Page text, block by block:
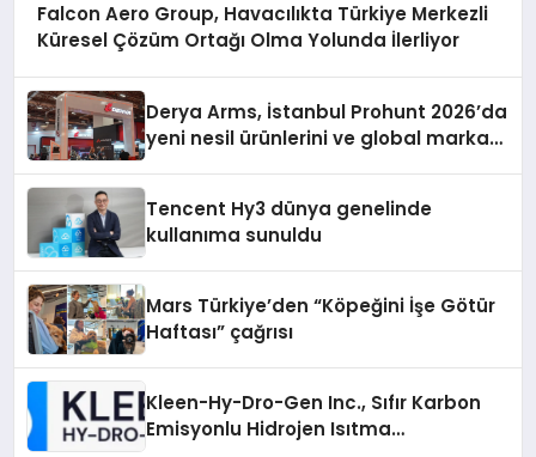
Falcon Aero Group, Havacılıkta Türkiye Merkezli
Küresel Çözüm Ortağı Olma Yolunda İlerliyor
Derya Arms, İstanbul Prohunt 2026’da
yeni nesil ürünlerini ve global marka
Tencent Hy3 dünya genelinde
kullanıma sunuldu
Mars Türkiye’den “Köpeğini İşe Götür
Haftası” çağrısı
Kleen-Hy-Dro-Gen Inc., Sıfır Karbon
Emisyonlu Hidrojen Isıtma